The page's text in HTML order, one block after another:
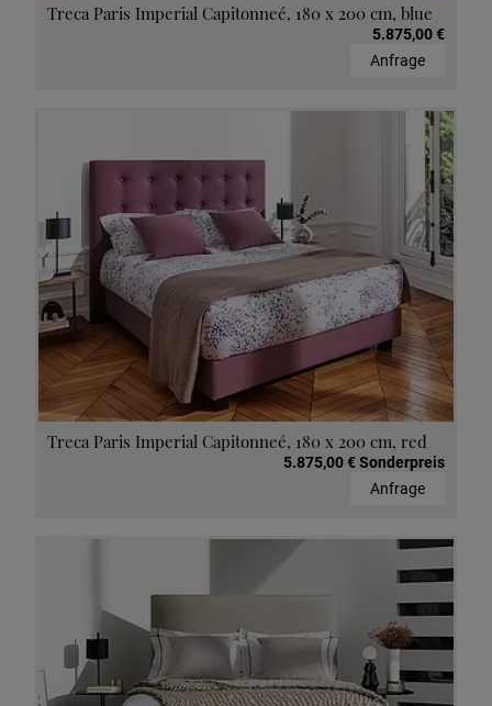
Treca Paris Imperial Capitonneé, 180 x 200 cm, blue
5.875,00 €
Anfrage
Treca Paris Imperial Capitonneé, 180 x 200 cm, red
5.875,00 € Sonderpreis
Anfrage